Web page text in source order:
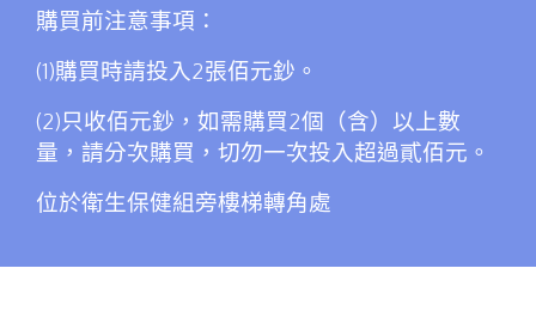
購買前注意事項：
(1)購買時請投入2張佰元鈔。
(2)只收佰元鈔，如需購買2個（含）以上數
量，請分次購買，切勿一次投入超過貳佰元。
位於衛生保健組旁樓梯轉角處